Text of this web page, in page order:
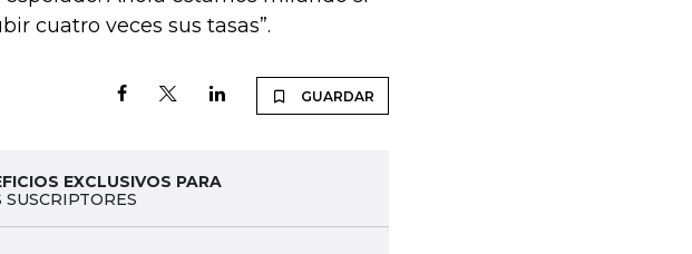
cuatro veces sus tasas”.
GUARDAR
EXCLUSIVOS PARA
SUSCRIPTORES